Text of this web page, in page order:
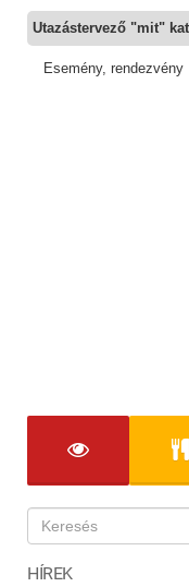
Utazástervező "mit"
Esemény, rendezvény
HÍREK